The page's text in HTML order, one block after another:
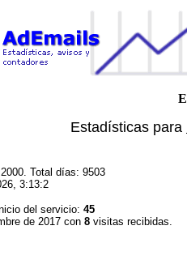
Estadísticas para
Total días: 9503
3:13:2
del servicio: 45
de 2017 con 8 visitas recibidas.